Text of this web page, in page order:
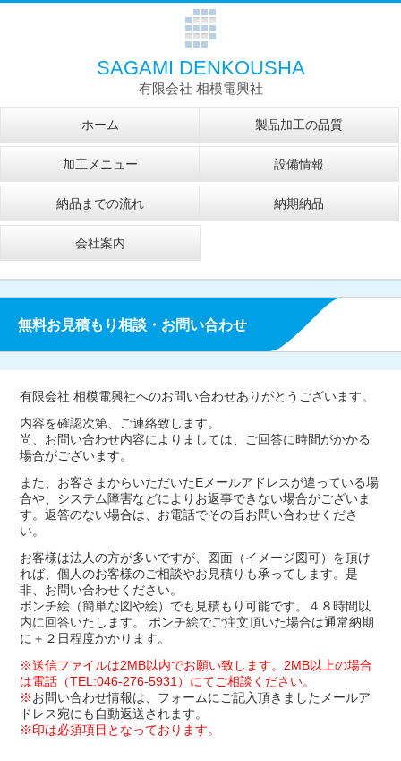
SAGAMI DENKOUSHA
有限会社 相模電興社
ホーム 製品加工の品質
加工メニュー 設備情報
納品までの流れ 納期納品
会社案内
無料お見積もり相談・お問い合わせ
有限会社 相模電興社へのお問い合わせありがとうございます。
内容を確認次第、ご連絡致します。
尚、お問い合わせ内容によりましては、ご回答に時間がかかる
場合がございます。
また、お客さまからいただいたEメールアドレスが違っている場
合や、システム障害などによりお返事できない場合がございま
す。返答のない場合は、お電話でその旨お問い合わせくださ
い。
お客様は法人の方が多いですが、図面（イメージ図可）を頂け
れば、個人のお客様のご相談やお見積りも承ってします。是
非、お問い合わせください。
ポンチ絵（簡単な図や絵）でも見積もり可能です。４８時間以
内に回答いたします。 ポンチ絵でご注文頂いた場合は通常納期
に＋２日程度かかります。
※送信ファイルは2MB以内でお願い致します。2MB以上の場合
は電話（TEL:046-276-5931）にてご相談ください。
※お問い合わせ情報は、フォームにご記入頂きましたメールア
ドレス宛にも自動返送されます。
※印は必須項目となっております。